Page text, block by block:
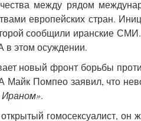
между рядом
европейских стран.
сообщили иранские
этом осуждении.
новый фронт борьбы
Майк Помпео заявил, что
.
гомосексуалист,